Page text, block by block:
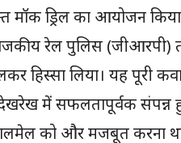
मॉक ड्रिल का आयोजन
रेल पुलिस (जीआरपी)
हिस्सा लिया। यह पूरी
में सफलतापूर्वक संपन्न
को और मजबूत करना